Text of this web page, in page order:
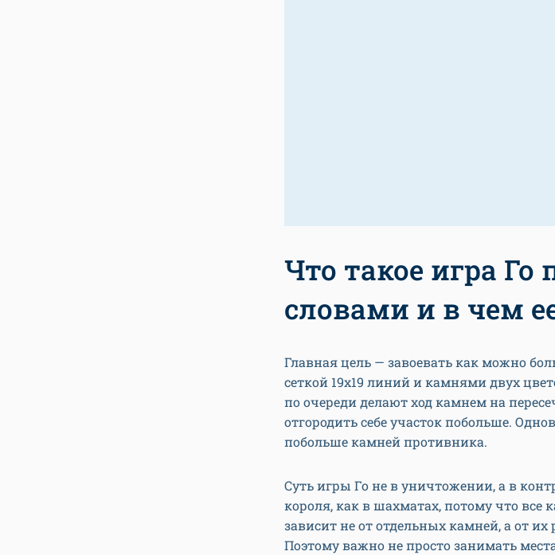
Что такое игра
словами и в чем
Главная цель — завоевать как можно
сеткой 19х19 линий и камнями двух
по очереди делают ход камнем на
отгородить себе участок побольше.
побольше камней противника.
Суть игры Го не в уничтожении, а в
короля, как в шахматах, потому что
зависит не от отдельных камней, а от
Поэтому важно не просто занимать